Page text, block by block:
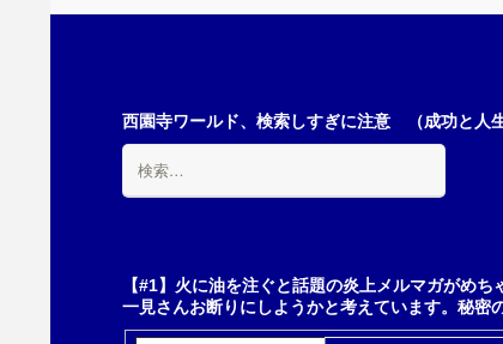
稿
西園寺ワールド、検索しすぎに注意 （成功と人
索:
【#1】火に油を注ぐと話題の炎上メルマガがめ
一見さんお断りにしようかと考えています。秘密